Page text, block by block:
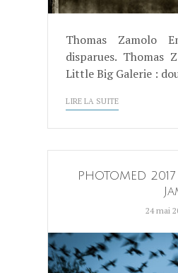
Thomas Zamolo
disparues. Thomas
Little Big Galerie :
LIRE LA SUITE
PHOTOMED
24 mai